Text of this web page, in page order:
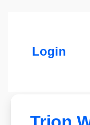
Login